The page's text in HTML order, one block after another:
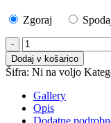
Zgoraj
Jesen
škratki
skodelica
količina
Dodaj v košarico
Šifra: Ni na voljo
Gallery
Opis
Dodatne